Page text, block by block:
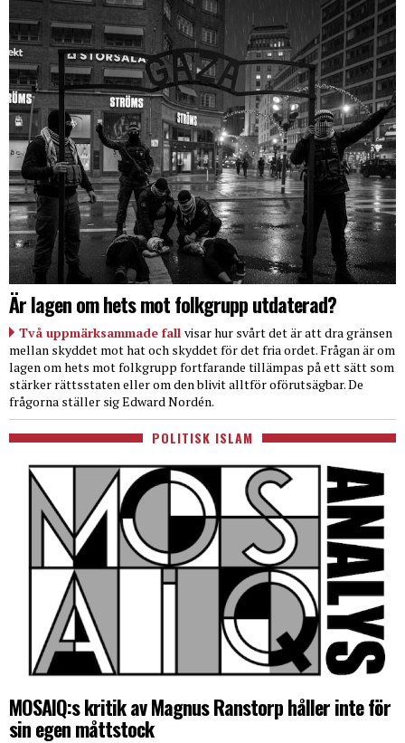
Är lagen om hets mot folkgrupp utdaterad?
Två uppmärksammade fall visar hur svårt det är att dra gränsen
mellan skyddet mot hat och skyddet för det fria ordet. Frågan är om
lagen om hets mot folkgrupp fortfarande tillämpas på ett sätt som
stärker rättsstaten eller om den blivit alltför oförutsägbar. De
frågorna ställer sig Edward Nordén.
POLITISK ISLAM
MOSAIQ:s kritik av Magnus Ranstorp håller inte för
sin egen måttstock